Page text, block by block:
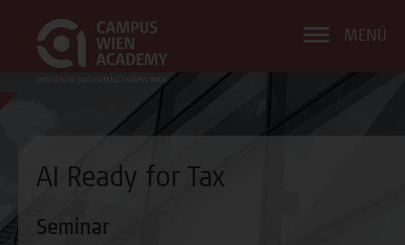
MENÜ
AI Ready for Tax
Seminar